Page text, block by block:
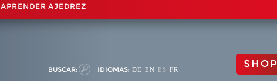
APRENDER AJEDREZ
BUSCAR: IDIOMAS: DE EN ES FR SHOP